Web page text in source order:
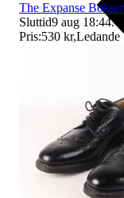
Ersättning om
The Expanse
Sluttid9 aug 18:44.
Pris:530 kr,Ledande